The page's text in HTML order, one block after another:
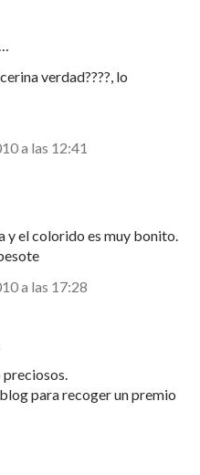
verdad????, lo
a las 12:41
y el colorido es muy bonito.
a las 17:28
preciosos.
para recoger un premio